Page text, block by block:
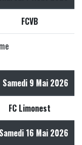
FCVB
Samedi 9 Mai 2026
FC Limonest
Samedi 16 Mai 2026